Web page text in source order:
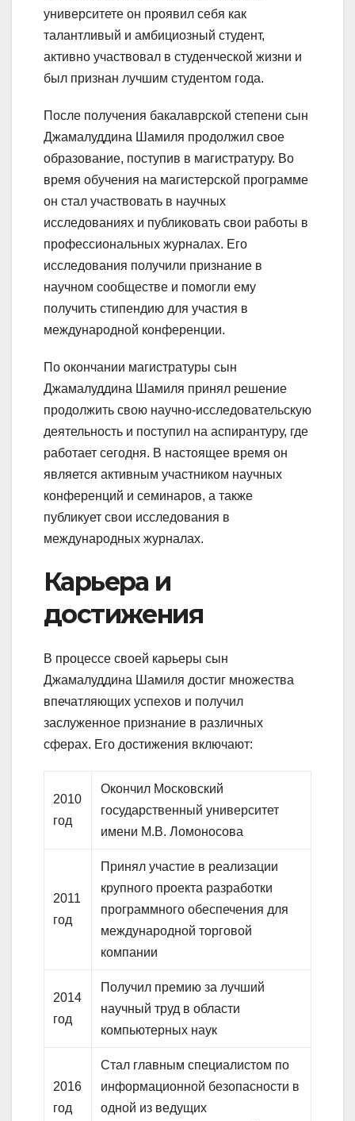
университете он проявил себя как
талантливый и амбициозный студент,
активно участвовал в студенческой жизни и
был признан лучшим студентом года.
После получения бакалаврской степени сын
Джамалуддина Шамиля продолжил свое
образование, поступив в магистратуру. Во
время обучения на магистерской программе
он стал участвовать в научных
исследованиях и публиковать свои работы в
профессиональных журналах. Его
исследования получили признание в
научном сообществе и помогли ему
получить стипендию для участия в
международной конференции.
По окончании магистратуры сын
Джамалуддина Шамиля принял решение
продолжить свою научно-исследовательскую
деятельность и поступил на аспирантуру, где
работает сегодня. В настоящее время он
является активным участником научных
конференций и семинаров, а также
публикует свои исследования в
международных журналах.
Карьера и
достижения
В процессе своей карьеры сын
Джамалуддина Шамиля достиг множества
впечатляющих успехов и получил
заслуженное признание в различных
сферах. Его достижения включают:
2010
год
Окончил Московский
государственный университет
имени М.В. Ломоносова
2011
год
Принял участие в реализации
крупного проекта разработки
программного обеспечения для
международной торговой
компании
2014
год
Получил премию за лучший
научный труд в области
компьютерных наук
2016
год
Стал главным специалистом по
информационной безопасности в
одной из ведущих